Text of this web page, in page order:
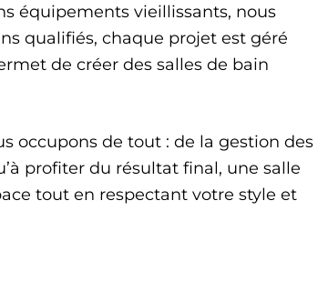
équipements vieillissants, nous
qualifiés, chaque projet est géré
de créer des salles de bain
occupons de tout : de la gestion des
profiter du résultat final, une salle
tout en respectant votre style et